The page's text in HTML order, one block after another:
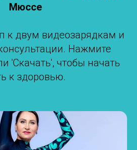
Мюссе
к двум видеозарядкам и
Нажмите
'Скачать', чтобы начать
к здоровью.